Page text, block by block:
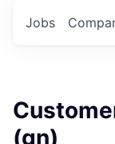
Jobs
(gn)